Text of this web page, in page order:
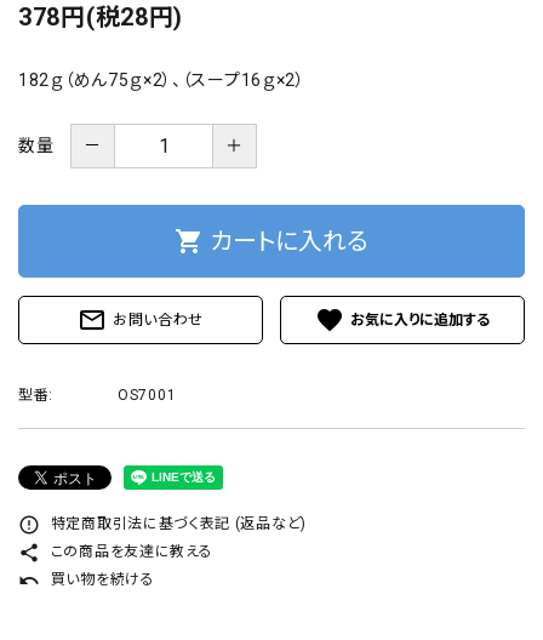
会社概要
お問い合わせ
ログイン
378円(税28円)
182ｇ（めん75ｇ×2）、（スープ16ｇ×2）
数量 － ＋
shopping_cart カートに入れる
mail_outline お問い合わせ favorite
型番: OS7001
error_outline 特定商取引法に基づく表記 (返品など)
share この商品を友達に教える
undo 買い物を続ける